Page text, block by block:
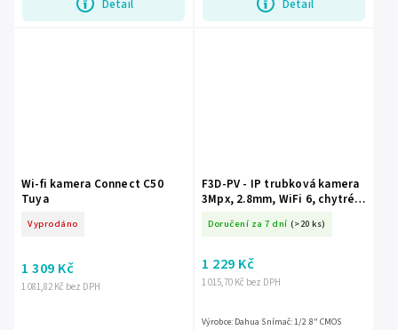
Detail Detail
Wi-fi kamera Connect C50
Tuya
Vyprodáno
1 081,82 Kč bez DPH
1 309 Kč
F3D-PV - IP trubková kamera
3Mpx, 2.8mm, WiFi 6, chytré
odstrašování - Dahua
Doručení za 7 dní (>20 ks)
1 015,70 Kč bez DPH
1 229 Kč
Výrobce: Dahua Snímač: 1/2.8" CMOS